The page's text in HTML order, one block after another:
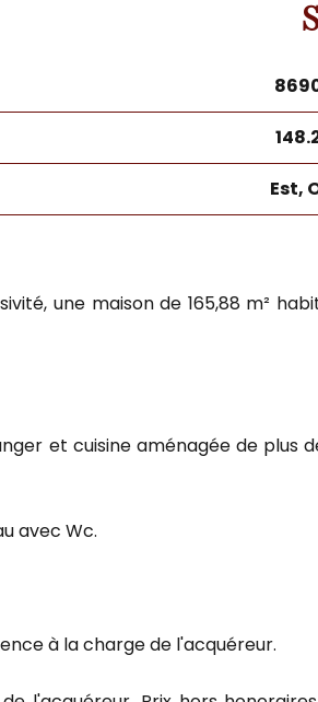
Est,
une maison de 165,88 m²
et cuisine aménagée de plus
avec Wc.
à la charge de l'acquéreur.